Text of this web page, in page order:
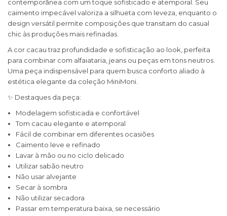
contemporânea com um toque sofisticado e atemporal. Seu
caimento impecável valoriza a silhueta com leveza, enquanto o
design versátil permite composições que transitam do casual
chic às produções mais refinadas.
A cor cacau traz profundidade e sofisticação ao look, perfeita
para combinar com alfaiataria, jeans ou peças em tons neutros.
Uma peça indispensável para quem busca conforto aliado à
estética elegante da coleção MiniMoni.
✨ Destaques da peça:
Modelagem sofisticada e confortável
Tom cacau elegante e atemporal
Fácil de combinar em diferentes ocasiões
Caimento leve e refinado
Lavar à mão ou no ciclo delicado
Utilizar sabão neutro
Não usar alvejante
Secar à sombra
Não utilizar secadora
Passar em temperatura baixa, se necessário